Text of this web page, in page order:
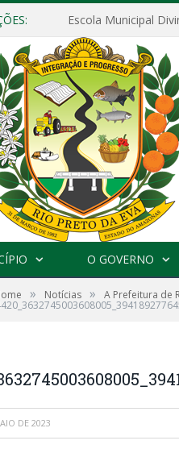
O GOVERNO
» Notícias » A Prefeitura de
DE 2023